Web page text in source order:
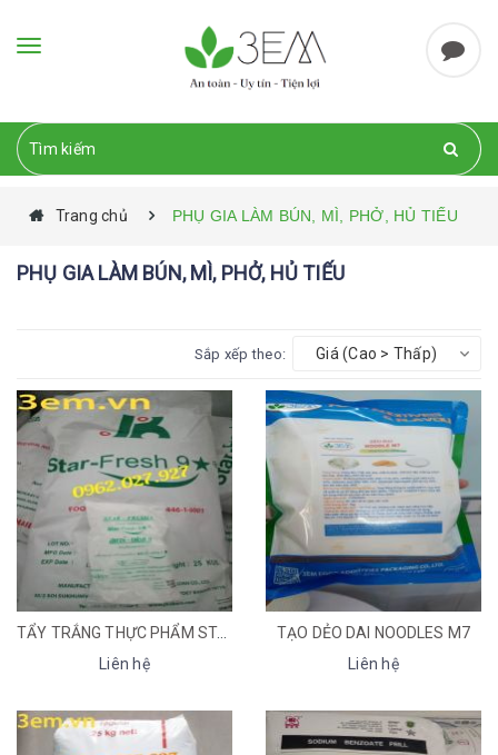
Toggle
Trang chủ PHỤ GIA LÀM BÚN, MÌ, PHỞ, HỦ TIẾU
PHỤ GIA LÀM BÚN, MÌ, PHỞ, HỦ TIẾU
Sắp xếp theo: Giá (Cao > Thấp)
TẨY TRẮNG THỰC PHẨM STAR FRESH 9
Liên hệ
TẠO DẺO DAI NOODLES M7
Liên hệ